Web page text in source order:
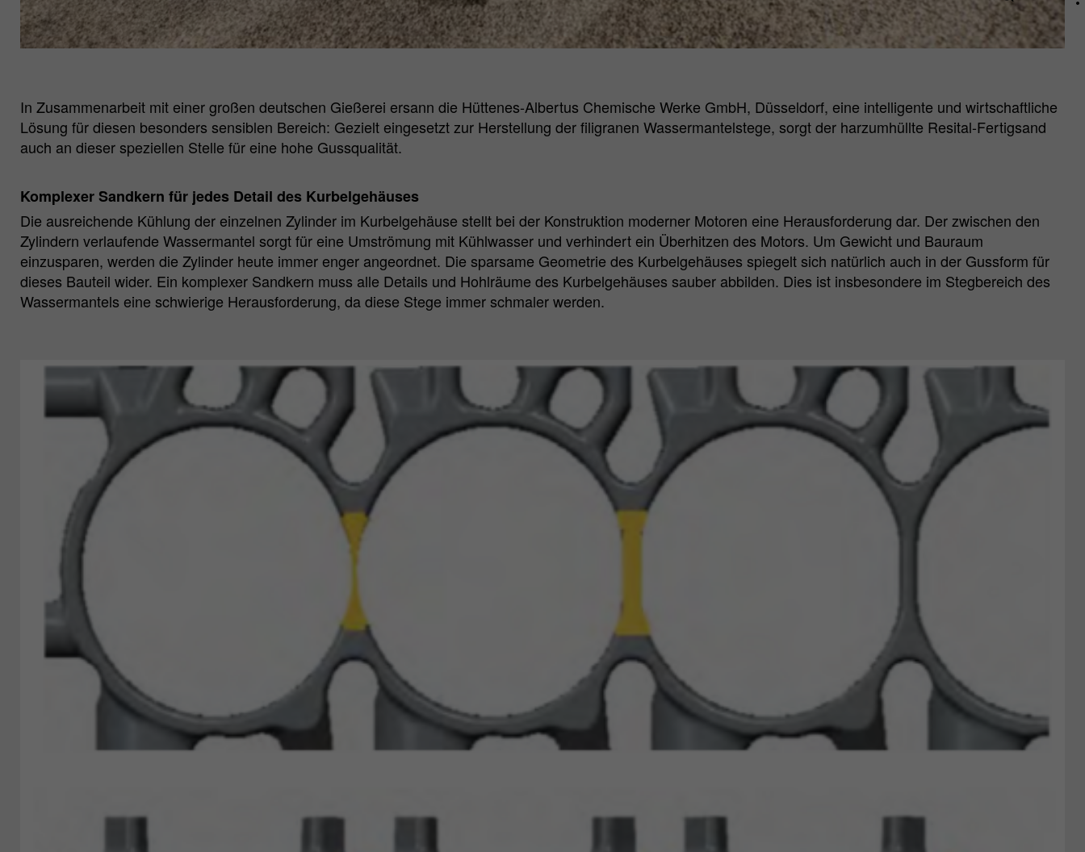
In Zusammenarbeit mit einer großen deutschen Gießerei ersann die Hüttenes-Albertus Chemische Werke GmbH, Düsseldorf, eine intelligente und wirtschaftliche
Lösung für diesen besonders sensiblen Bereich: Gezielt eingesetzt zur Herstellung der filigranen Wassermantelstege, sorgt der harzumhüllte Resital-Fertigsand
auch an dieser speziellen Stelle für eine hohe Gussqualität.
Komplexer Sandkern für jedes Detail des Kurbelgehäuses
Die ausreichende Kühlung der einzelnen Zylinder im Kurbelgehäuse stellt bei der Konstruktion moderner Motoren eine Herausforderung dar. Der zwischen den
Zylindern verlaufende Wassermantel sorgt für eine Umströmung mit Kühlwasser und verhindert ein Überhitzen des Motors. Um Gewicht und Bauraum
einzusparen, werden die Zylinder heute immer enger angeordnet. Die sparsame Geometrie des Kurbelgehäuses spiegelt sich natürlich auch in der Gussform für
dieses Bauteil wider. Ein komplexer Sandkern muss alle Details und Hohlräume des Kurbelgehäuses sauber abbilden. Dies ist insbesondere im Stegbereich des
Wassermantels eine schwierige Herausforderung, da diese Stege immer schmaler werden.
Show larger version
Name _pk_id.*
Laufzeit 28 Tage
Name _pk_ses.*
Anbieter
Matomo Server Hüttenes-Albertus Chemische
Werke GmbH (HA Group)
Laufzeit 30 min